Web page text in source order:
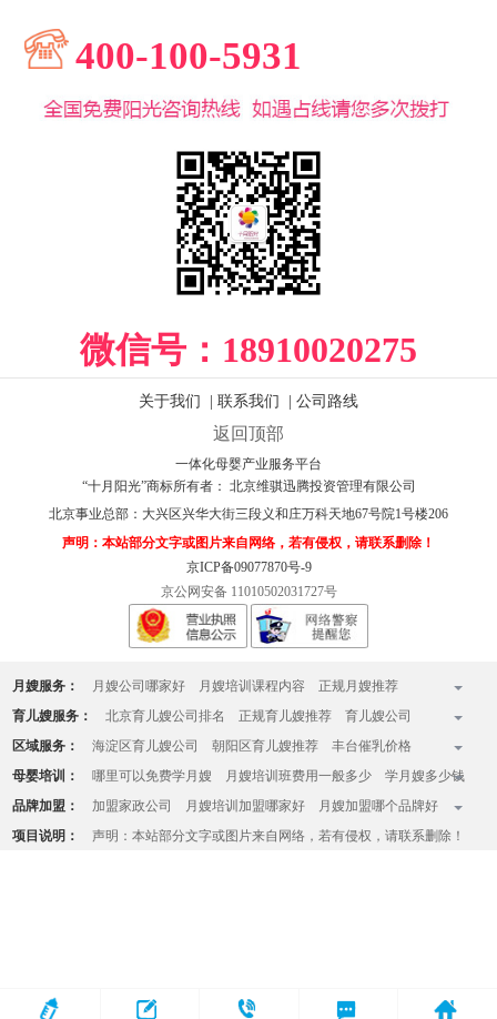
400-100-5931
微信号： 18910020275
关于我们 联系我们 公司路线
返回顶部
一体化母婴产业服务平台
“十月阳光”商标所有者： 北京维骐迅腾投资管理有限公司
北京事业总部： 大兴区兴华大街三段义和庄万科天地67号院1号楼206
声明：本站部分文字或图片来自网络，若有侵权，请联系删除！
京ICP备09077870号-9
京公网安备 11010502031727号
月嫂服务： 月嫂公司哪家好 月嫂培训课程内容
正规月嫂推荐
全国十佳月嫂公司排名榜
月嫂收费标准
月嫂一个月多少钱
月嫂的工作内容有哪些
月嫂家政服务中心
北京知名月嫂公司
月嫂哪家好
育儿嫂服务： 北京育儿嫂公司排名 正规育儿嫂推荐
育儿嫂公司
哪家育儿嫂好
育儿嫂一般多少钱一个月
育婴师收费标准
育儿嫂价格一览表
育儿嫂工资 育儿嫂价格
请住家育儿嫂
育儿嫂一天的工作内容
区域服务： 海淀区育儿嫂公司 朝阳区育儿嫂推荐
丰台催乳价格
昌平月嫂
大兴月嫂 房山催乳师哪家好
顺义催乳师上门
立水桥月嫂公司
大望路月嫂 通州月嫂
天通苑育儿嫂公司
西三旗月嫂公司
亚运村月嫂
石景山月嫂中心
母婴培训： 哪里可以免费学月嫂 月嫂培训班费用一般多少
学月嫂多少钱
月嫂培训哪家好
学月嫂在哪里学正规
没有学历和文化能学月嫂么
学月嫂多大年龄学最好
品牌加盟： 加盟家政公司 月嫂培训加盟哪家好
月嫂加盟哪个品牌好
月嫂公司如何加盟
月嫂加盟流程和条件
项目说明： 声明：本站部分文字或图片来自网络，若有侵权，请联系删除！